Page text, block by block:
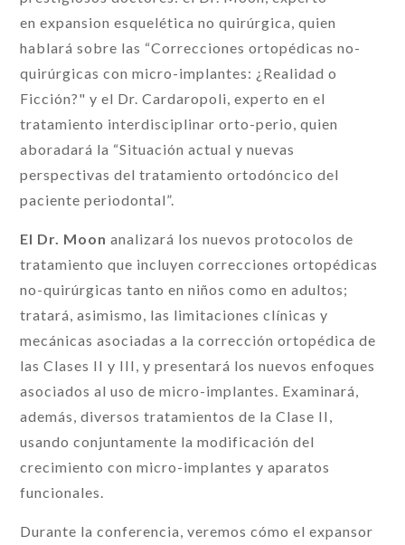
en expansion esquelética no quirúrgica, quien
hablará sobre las “Correcciones ortopédicas no-
quirúrgicas con micro-implantes: ¿Realidad o
Ficción?" y el Dr. Cardaropoli, experto en el
tratamiento interdisciplinar orto-perio, quien
aboradará la “Situación actual y nuevas
perspectivas del tratamiento ortodóncico del
paciente periodontal”.
El Dr. Moon analizará los nuevos protocolos de
tratamiento que incluyen correcciones ortopédicas
no-quirúrgicas tanto en niños como en adultos;
tratará, asimismo, las limitaciones clínicas y
mecánicas asociadas a la corrección ortopédica de
las Clases II y III, y presentará los nuevos enfoques
asociados al uso de micro-implantes. Examinará,
además, diversos tratamientos de la Clase II,
usando conjuntamente la modificación del
crecimiento con micro-implantes y aparatos
funcionales.
Durante la conferencia, veremos cómo el expansor